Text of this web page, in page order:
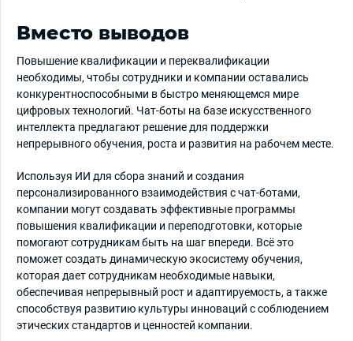
Вместо выводов
Повышение квалификации и переквалификации
необходимы, чтобы сотрудники и компании оставались
конкурентноспособными в быстро меняющемся мире
цифровых технологий. Чат-боты на базе искусственного
интеллекта предлагают решение для поддержки
непрерывного обучения, роста и развития на рабочем месте.
Используя ИИ для сбора знаний и создания
персонализированного взаимодействия с чат-ботами,
компании могут создавать эффективные программы
повышения квалификации и переподготовки, которые
помогают сотрудникам быть на шаг впереди. Всё это
поможет создать динамическую экосистему обучения,
которая дает сотрудникам необходимые навыки,
обеспечивая непрерывный рост и адаптируемость, а также
способствуя развитию культуры инноваций с соблюдением
этических стандартов и ценностей компании.